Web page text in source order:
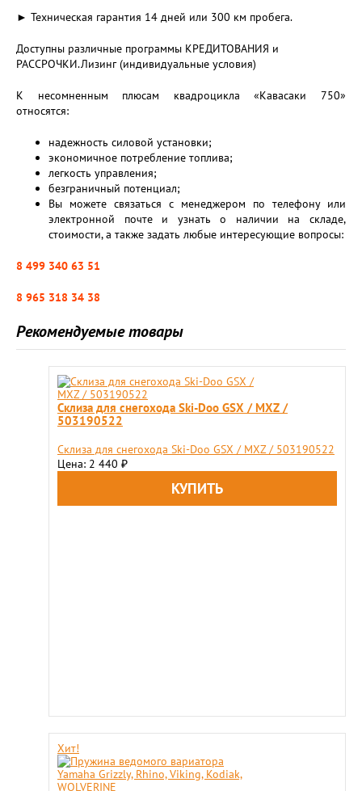
► Техническая гарантия 14 дней или 300 км пробега.
Доступны различные программы КРЕДИТОВАНИЯ и
РАССРОЧКИ.Лизинг (индивидуальные условия)
К несомненным плюсам квадроцикла «Кавасаки 750»
относятся:
надежность силовой установки;
экономичное потребление топлива;
легкость управления;
безграничный потенциал;
Вы можете связаться с менеджером по телефону или
электронной почте и узнать о наличии на складе,
стоимости, а также задать любые интересующие вопросы:
8 499 340 63 51
8 965 318 34 38
Рекомендуемые товары
Cклиза для снегохода Ski-Doo GSX / MXZ /
503190522
Cклиза для снегохода Ski-Doo GSX / MXZ / 503190522
Цена: 2 440 ₽
Хит!